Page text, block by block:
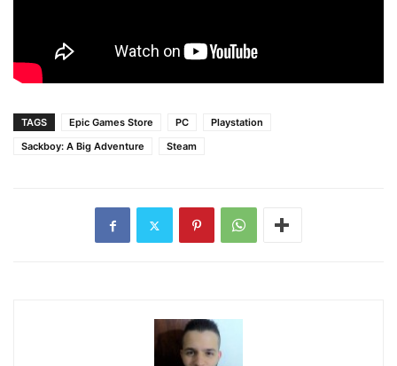
TAGS Epic Games Store PC
Playstation
Sackboy: A Big Adventure
Steam